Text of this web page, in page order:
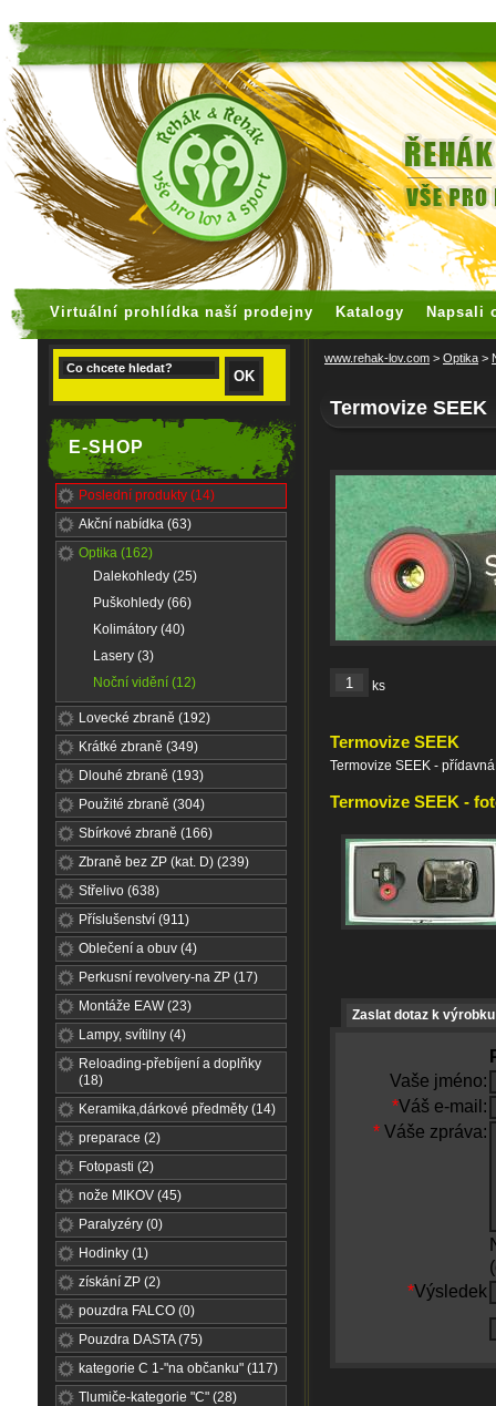
Virtuální prohlídka naší prodejny Katalogy Napsali
E-SHOP
Poslední produkty (14)
Akční nabídka (63)
Optika (162)
Dalekohledy (25)
Puškohledy (66)
Kolimátory (40)
Lasery (3)
Noční vidění (12)
Lovecké zbraně (192)
Krátké zbraně (349)
Dlouhé zbraně (193)
Použité zbraně (304)
Sbírkové zbraně (166)
Zbraně bez ZP (kat. D) (239)
Střelivo (638)
Příslušenství (911)
Oblečení a obuv (4)
Perkusní revolvery-na ZP (17)
Montáže EAW (23)
Lampy, svítilny (4)
Reloading-přebíjení a doplňky
(18)
Keramika,dárkové předměty (14)
preparace (2)
Fotopasti (2)
nože MIKOV (45)
Paralyzéry (0)
Hodinky (1)
získání ZP (2)
pouzdra FALCO (0)
Pouzdra DASTA (75)
kategorie C 1-"na občanku" (117)
Tlumiče-kategorie "C" (28)
www.rehak-lov.com > Optika >
Termovize SEEK
ks
Termovize SEEK
Termovize SEEK -
Termovize SEEK -
Zaslat dotaz k výrobku
Vaše jméno:
*Váš e-mail:
* Váše zpráva:
*Výsledek